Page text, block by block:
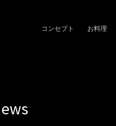
コンセプト お料理